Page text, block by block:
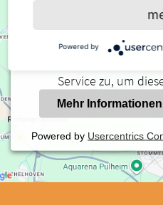
Wir verwenden einen
Karteninhalte einzubetten.
zu Ihren Aktivitäten
Service zu, um
Mehr Informationen
Powered by Usercentrics
Powered by